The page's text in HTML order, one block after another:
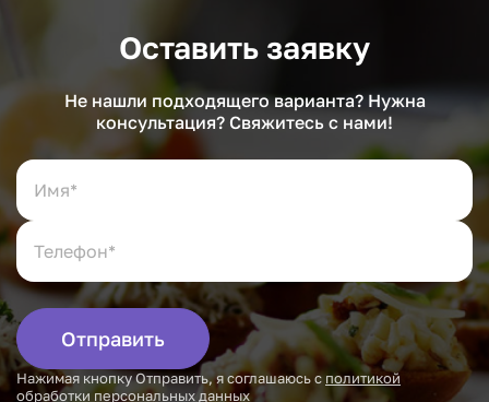
Оставить заявку
Не нашли подходящего варианта? Нужна
консультация? Свяжитесь с нами!
Отправить
Нажимая кнопку Отправить, я соглашаюсь с политикой
обработки персональных данных